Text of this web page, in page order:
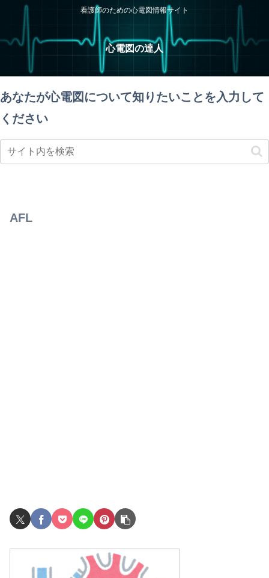
看護師のための心電図情報サイト
心電図の達人
あなたが心電図について知りたいことを入力して
ください
AFL